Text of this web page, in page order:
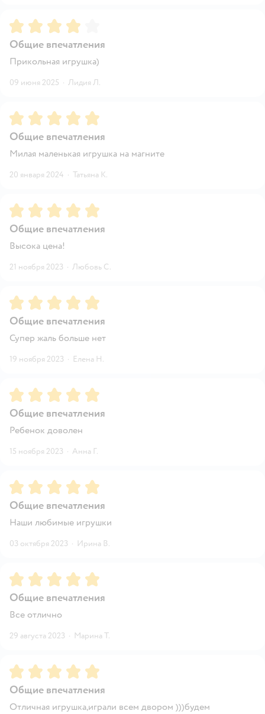
Рейтинг:4
Общие впечатления
Прикольная игрушка)
09 июня 2025 · Лидия Л.
Рейтинг:5
Общие впечатления
Милая маленькая игрушка на магните
20 января 2024 · Татьяна К.
Рейтинг:5
Общие впечатления
Высока цена!
21 ноября 2023 · Любовь С.
Рейтинг:5
Общие впечатления
Супер жаль больше нет
19 ноября 2023 · Елена Н.
Рейтинг:5
Общие впечатления
Ребенок доволен
15 ноября 2023 · Анна Г.
Рейтинг:5
Общие впечатления
Наши любимые игрушки
03 октября 2023 · Ирина В.
Рейтинг:5
Общие впечатления
Все отлично
29 августа 2023 · Марина Т.
Рейтинг:5
Общие впечатления
Отличная игрушка,играли всем двором )))будем